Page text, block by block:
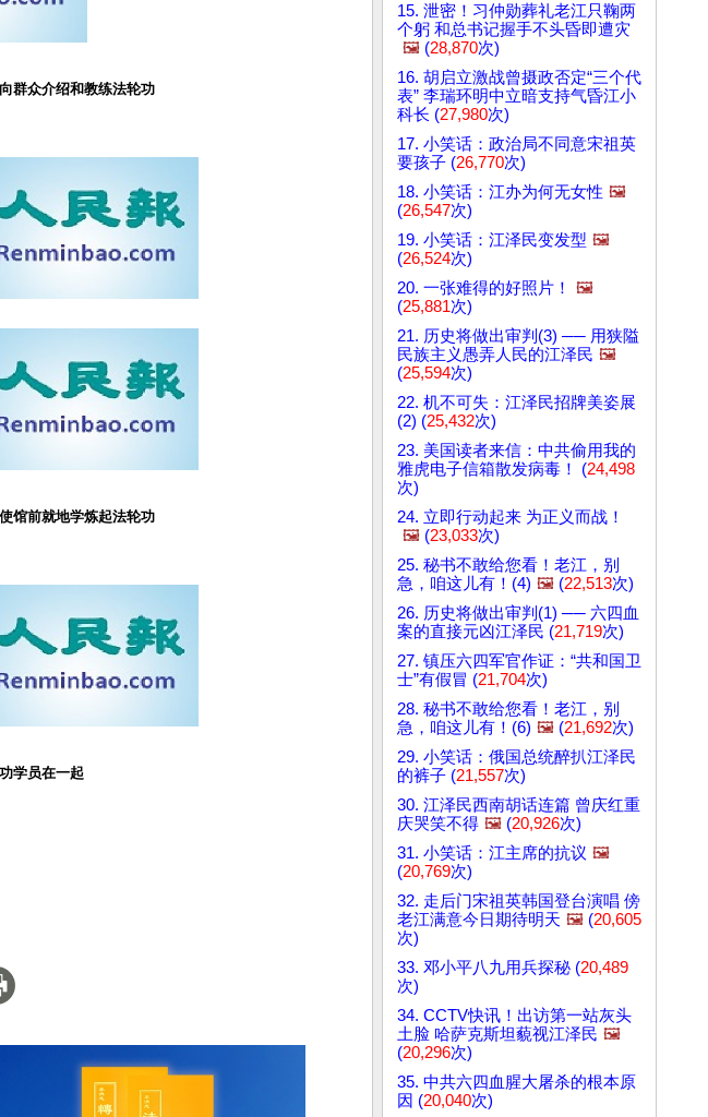
群众介绍和教练法轮功
馆前就地学炼起法轮功
学员在一起
15. 泄密！习仲勋葬礼老江只鞠两
个躬 和总书记握手不头昏即遭灾
🖼️ (28,870次)
16. 胡启立激战曾摄政否定“三个代
表” 李瑞环明中立暗支持气昏江小
科长 (27,980次)
17. 小笑话：政治局不同意宋祖英
要孩子 (26,770次)
18. 小笑话：江办为何无女性 🖼️
(26,547次)
19. 小笑话：江泽民变发型 🖼️
(26,524次)
20. 一张难得的好照片！
🖼️
(25,881次)
21. 历史将做出审判(3) ── 用狭隘
民族主义愚弄人民的江泽民 🖼️
(25,594次)
22. 机不可失：江泽民招牌美姿展
(2) (25,432次)
23. 美国读者来信：中共偷用我的
雅虎电子信箱散发病毒！ (24,498
次)
24. 立即行动起来 为正义而战！
🖼️ (23,033次)
25. 秘书不敢给您看！老江，别
急，咱这儿有！(4) 🖼️ (22,513次)
26. 历史将做出审判(1) ── 六四血
案的直接元凶江泽民 (21,719次)
27. 镇压六四军官作证：“共和国卫
士”有假冒 (21,704次)
28. 秘书不敢给您看！老江，别
急，咱这儿有！(6) 🖼️ (21,692次)
29. 小笑话：俄国总统醉扒江泽民
的裤子 (21,557次)
30. 江泽民西南胡话连篇 曾庆红重
庆哭笑不得 🖼️ (20,926次)
31. 小笑话：江主席的抗议 🖼️
(20,769次)
32. 走后门宋祖英韩国登台演唱 傍
老江满意今日期待明天 🖼️ (20,605
次)
33. 邓小平八九用兵探秘 (20,489
次)
34. CCTV快讯！出访第一站灰头
土脸 哈萨克斯坦藐视江泽民 🖼️
(20,296次)
35. 中共六四血腥大屠杀的根本原
因 (20,040次)